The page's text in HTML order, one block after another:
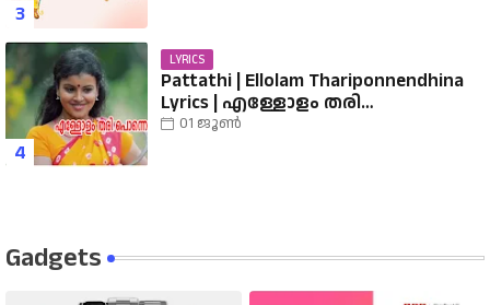
LYRICS
Pattathi | Ellolam Thariponnendhina
Lyrics | എള്ളോളം തരി
പൊന്നെന്തിനാ...... വരികൾ
01 ജൂൺ
Gadgets